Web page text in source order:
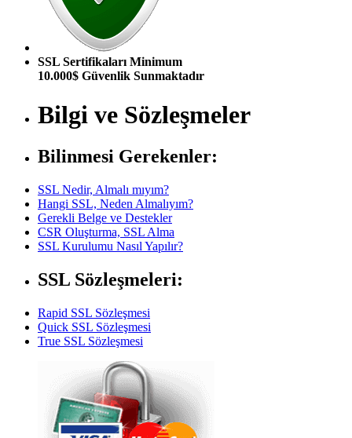
SSL Sertifikaları Minimum
10.000$ Güvenlik Sunmaktadır
Bilgi ve Sözleşmeler
Bilinmesi Gerekenler:
SSL Nedir, Almalı mıyım?
Hangi SSL, Neden Almalıyım?
Gerekli Belge ve Destekler
CSR Oluşturma, SSL Alma
SSL Kurulumu Nasıl Yapılır?
SSL Sözleşmeleri:
Rapid SSL Sözleşmesi
Quick SSL Sözleşmesi
True SSL Sözleşmesi